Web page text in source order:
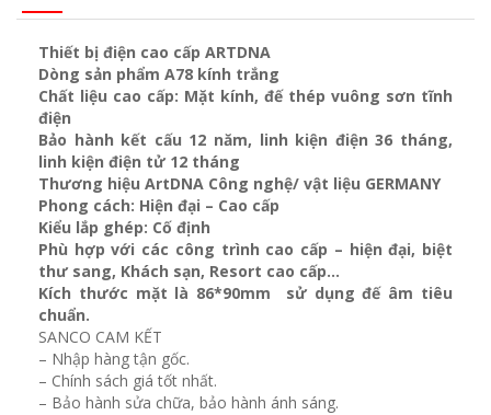
Thiết bị điện cao cấp ARTDNA
Dòng sản phẩm A78 kính trắng
Chất liệu cao cấp: Mặt kính, đế thép vuông sơn tĩnh
điện
Bảo hành kết cấu 12 năm, linh kiện điện 36 tháng,
linh kiện điện tử 12 tháng
Thương hiệu ArtDNA Công nghệ/ vật liệu GERMANY
Phong cách: Hiện đại – Cao cấp
Kiểu lắp ghép: Cố định
Phù hợp với các công trình cao cấp – hiện đại, biệt
thư sang, Khách sạn, Resort cao cấp…
Kích thước mặt là 86*90mm sử dụng đế âm tiêu
chuẩn.
SANCO CAM KẾT
– Nhập hàng tận gốc.
– Chính sách giá tốt nhất.
– Bảo hành sửa chữa, bảo hành ánh sáng.